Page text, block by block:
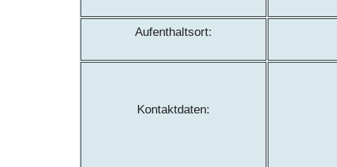
Aufenthaltsort:
Kontaktdaten: